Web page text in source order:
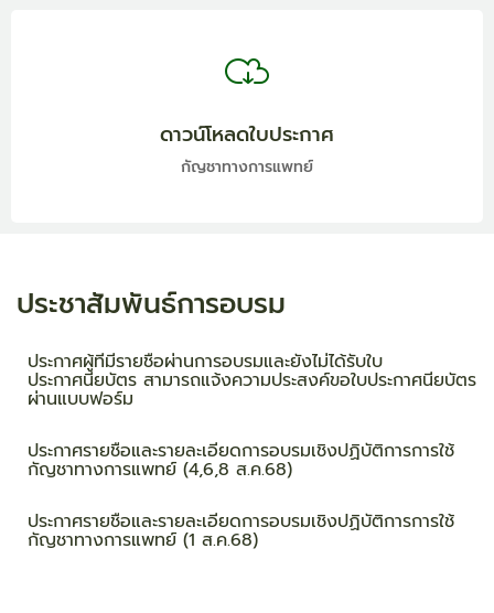
ดาวน์โหลดใบประกาศ
กัญชาทางการแพทย์
ประชาสัมพันธ์การอบรม
ประกาศผู้ที่มีรายชื่อผ่านการอบรมและยังไม่ได้รับใบ
ประกาศนียบัตร สามารถแจ้งความประสงค์ขอใบประกาศนียบัตร
ผ่านแบบฟอร์ม
ประกาศรายชื่อและรายละเอียดการอบรมเชิงปฏิบัติการการใช้
กัญชาทางการแพทย์ (4,6,8 ส.ค.68)
ประกาศรายชื่อและรายละเอียดการอบรมเชิงปฏิบัติการการใช้
กัญชาทางการแพทย์ (1 ส.ค.68)